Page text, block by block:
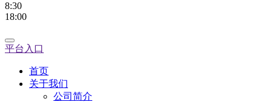
8:30
18:00
平台入口
首页
关于我们
公司简介